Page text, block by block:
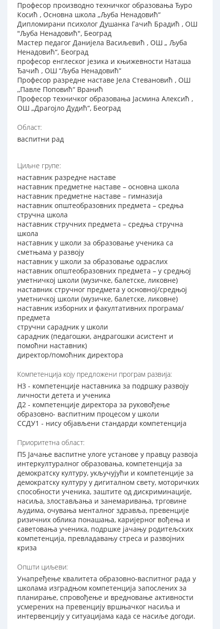
Професор производно техничког образовања Ђуро
Косић , Основна школа „Љуба Ненадовић“
Дипломирани психолог Душанка Гачић Брадић , ОШ
"Љуба Ненадовић", Београд
Мастер педагог Данијела Васиљевић , ОШ „ Љуба
Ненадовић“, Београд
професор енглеског језика и књижевности Наташа
Ђачић , ОШ “Љуба Ненадовић”
Професор разредне наставе Јела Стевановић , ОШ
,,Павле Поповић“ Вранић
Професор техничког образовања Јасмина Алексић ,
ОШ „Драгојло Дудић“, Београд
Област:
васпитни рад
Циљне групе:
наставник разредне наставе
наставник предметне наставе – основна школа
наставник предметне наставе – гимназија
наставник општеобразовних предмета – средња
стручна школа
наставник стручних предмета – средња стручна
школа
наставник у школи за образовање ученика са
сметњама у развоју
наставник у школи за образовање одраслих
наставник општеобразовних предмета – у средњој
уметничкој школи (музичке, балетске, ликовне)
наставник стручног предмета у основној/средњој
уметничкој школи (музичке, балетске, ликовне)
наставник изборних и факултативних програма/
предмета
стручни сарадник у школи
сарадник (педагошки, андрагошки асистент и
помоћни наставник)
директор/помоћник директора
Компетенција коју предложени програм развија:
Н3 - компетенције наставника за подршку развоју
личности детета и ученика
Д2 - компетенције директора за руковођење
образовно- васпитним процесом у школи
ССДУ1 - нису објављени стандарди компетенција
Приоритетна област:
П5 Јачање васпитне улоге установе у правцу развоја
интеркултуралног образовања, компетенција за
демократску културу, укључујући и компетенције за
демократску културу у дигиталном свету, моторичких
способности ученика, заштите од дискриминације,
насиља, злостављања и занемаривања, трговине
људима, очувања менталног здравља, превенције
ризичних облика понашања, каријерног вођења и
саветовања ученика, подршке јачању родитељских
компетенција, превладавању стреса и развојних
криза
Општи циљеви:
Унапређење квалитета образовно-васпитног рада у
школама изградњом компетенција запослених за
планирање, спровођење и вредновање активности
усмерених на превенцију вршњачког насиља и
интервенцију у ситуацијама када се насиље догоди.